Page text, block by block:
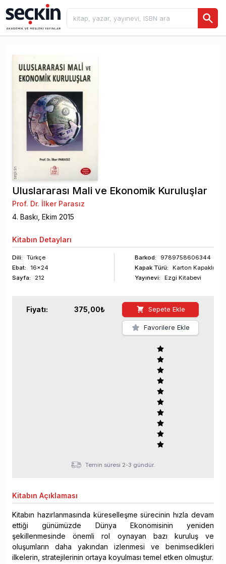
Uluslararası Mali ve Ekonomik Kuruluşlar
Prof. Dr. İlker Parasız
4. Baskı, Ekim 2015
Kitabın Detayları
Dili:
Türkçe
Ebat:
16x24
Sayfa: 212
Barkod:
9789758606344
Kapak Türü:
Karton Kapaklı
Yayınevi:
Ezgi Kitabevi
Fiyatı: 375,00₺ Sepete Ekle
Favorilere Ekle
Temin süresi 2-3 gündür.
Kitabın Açıklaması
Kitabın hazırlanmasında küreselleşme sürecinin hızla devam
ettiği günümüzde Dünya Ekonomisinin yeniden
şekillenmesinde önemli rol oynayan bazı kuruluş ve
oluşumların daha yakından izlenmesi ve benimsedikleri
ilkelerin, stratejilerinin ortaya koyulması temel etken olmuştur.